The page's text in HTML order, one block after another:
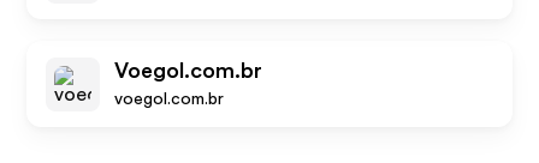
Voegol.com.br
voegol.com.br